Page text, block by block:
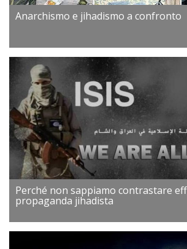
Anarchismo e jihadismo a confronto
Perché non sappiamo contrastare
propaganda jihadista